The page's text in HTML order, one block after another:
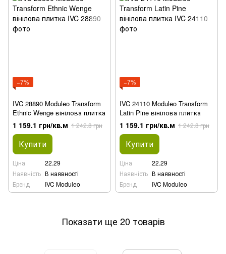
−7%
IVC 28890 Moduleo Transform
Ethnic Wenge вінілова плитка
1 159.1 грн/кв.м 1 242.8 грн
Купити
Ціна
22.29
Наявність В наявності
Бренд
IVC Moduleo
−7%
IVC 24110 Moduleo Transform
Latin Pine вінілова плитка
1 159.1 грн/кв.м 1 242.8 грн
Купити
Ціна
22.29
Наявність В наявності
Бренд
IVC Moduleo
Показати ще 20 товарів